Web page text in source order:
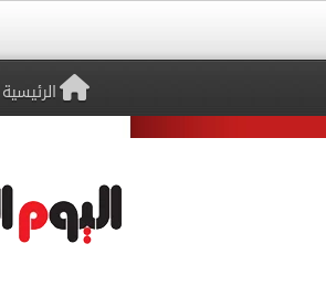
الرئيسية